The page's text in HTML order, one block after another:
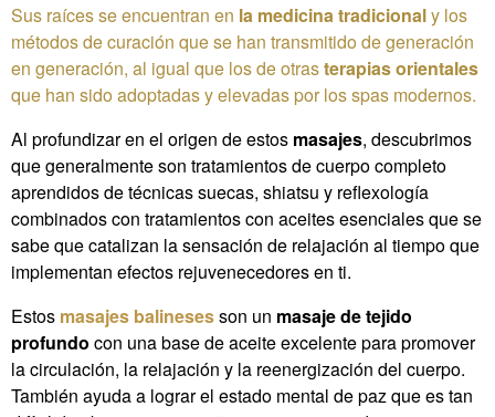
Sus raíces se encuentran en la medicina tradicionaly los
métodos de curación que se han transmitido de generación
en generación, al igual que los de otrasterapias orientales
que han sido adoptadas y elevadas por los spas modernos.
Al profundizar en el origen de estos masajes, descubrimos
que generalmente son tratamientos de cuerpo completo
aprendidos de técnicas suecas, shiatsu y reflexología
combinados con tratamientos con aceites esenciales que se
sabe que catalizan la sensación de relajación al tiempo que
implementan efectos rejuvenecedores en ti.
Estos masajes balinesesson un masaje de tejido
profundo con una base de aceite excelente para promover
la circulación, la relajación y la reenergización del cuerpo.
También ayuda a lograr el estado mental de paz que es tan